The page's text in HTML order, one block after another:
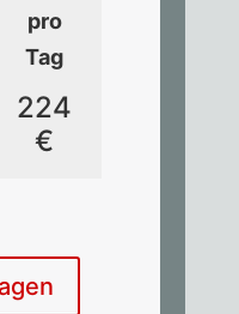
pro
Tag
224
€